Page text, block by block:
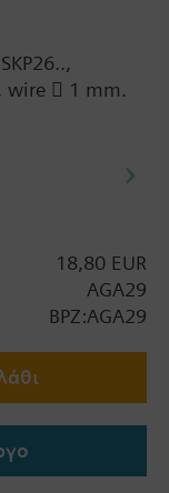
wire  1 mm.
18,80 EUR
AGA29
BPZ:AGA29